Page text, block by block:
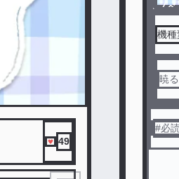
49
ノベ
機種
暁
#必